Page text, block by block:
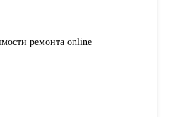
ремонта online